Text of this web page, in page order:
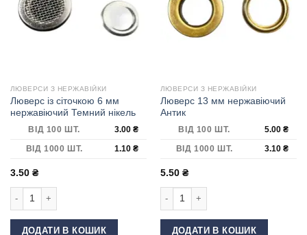
ЛЮВЕРСИ З НЕРЖАВІЙКИ
Люверс із сіточкою 6 мм
нержавіючий Темний нікель
ВІД 100 ШТ. 3.00₴
ВІД 1000 ШТ.
1.10₴
3.50 ₴
ДОДАТИ В КОШИК
ЛЮВЕРСИ З НЕРЖАВІЙКИ
Люверс 13 мм нержавіючий
Антик
ВІД 100 ШТ. 5.00₴
ВІД 1000 ШТ.
3.10₴
5.50 ₴
ДОДАТИ В КОШИК